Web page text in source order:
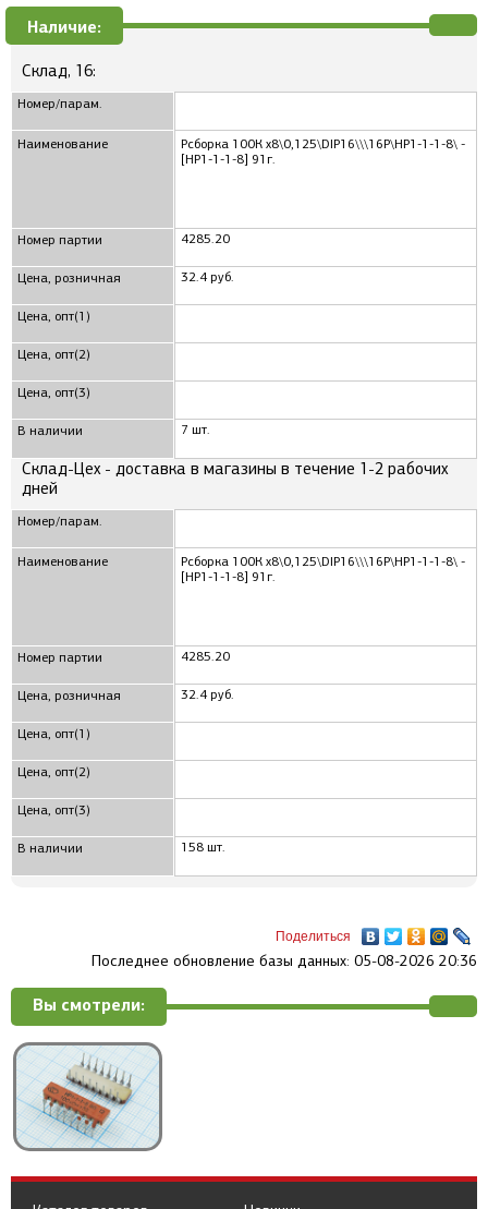
Наличие:
Склад, 16:
Номер/парам.
Наименование
Номер партии
Цена, розничная
Цена, опт(1)
Цена, опт(2)
Цена, опт(3)
В наличии
Рсборка 100К x8\0,125\DIP16\\\16P\НР1-1-1-8\ -
[НР1-1-1-8] 91г.
4285.20
32.4 руб.
7 шт.
Склад-Цех - доставка в магазины в течение 1-2 рабочих
дней
Номер/парам.
Наименование
Номер партии
Цена, розничная
Цена, опт(1)
Цена, опт(2)
Цена, опт(3)
В наличии
Рсборка 100К x8\0,125\DIP16\\\16P\НР1-1-1-8\ -
[НР1-1-1-8] 91г.
4285.20
32.4 руб.
158 шт.
Поделиться
Последнее обновление базы данных: 05-08-2026 20:36
Вы смотрели: